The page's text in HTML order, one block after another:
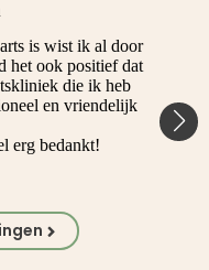
is wist ik al door
het ook positief dat
die ik heb
en vriendelijk
erg bedankt!